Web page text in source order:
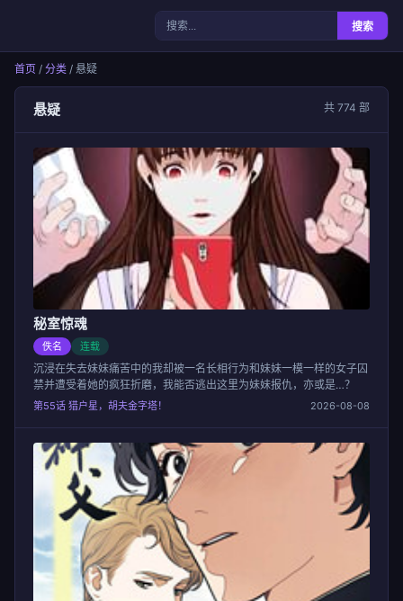
搜索
首页 / 分类 / 悬疑
悬疑 共 774 部
秘室惊魂
佚名 连载
沉浸在失去妹妹痛苦中的我却被一名长相行为和妹妹一模一样的女子囚
禁并遭受着她的疯狂折磨，我能否逃出这里为妹妹报仇，亦或是…？
第55话 猎户星，胡夫金字塔！ 2026-08-08